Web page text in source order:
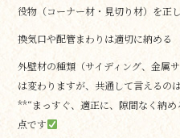
役物（コーナー材・見切り材）を正
換気口や配管まわりは適切に納める
外壁材の種類（サイディング、金属
は変わりますが、共通して言えるの
**“まっすぐ、適正に、隙間なく納
点です